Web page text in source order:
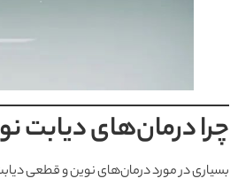
چرا درمان‌های دیابت نوع 1 هنوز قطعی
بسیاری در مورد درمان‌های نوین و قطعی دیابت نوع ۱ می‌شنوند، اما واقعیت